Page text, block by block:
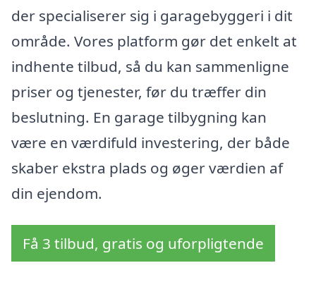
der specialiserer sig i garagebyggeri i dit
område. Vores platform gør det enkelt at
indhente tilbud, så du kan sammenligne
priser og tjenester, før du træffer din
beslutning. En garage tilbygning kan
være en værdifuld investering, der både
skaber ekstra plads og øger værdien af
din ejendom.
Få 3 tilbud, gratis og uforpligtende